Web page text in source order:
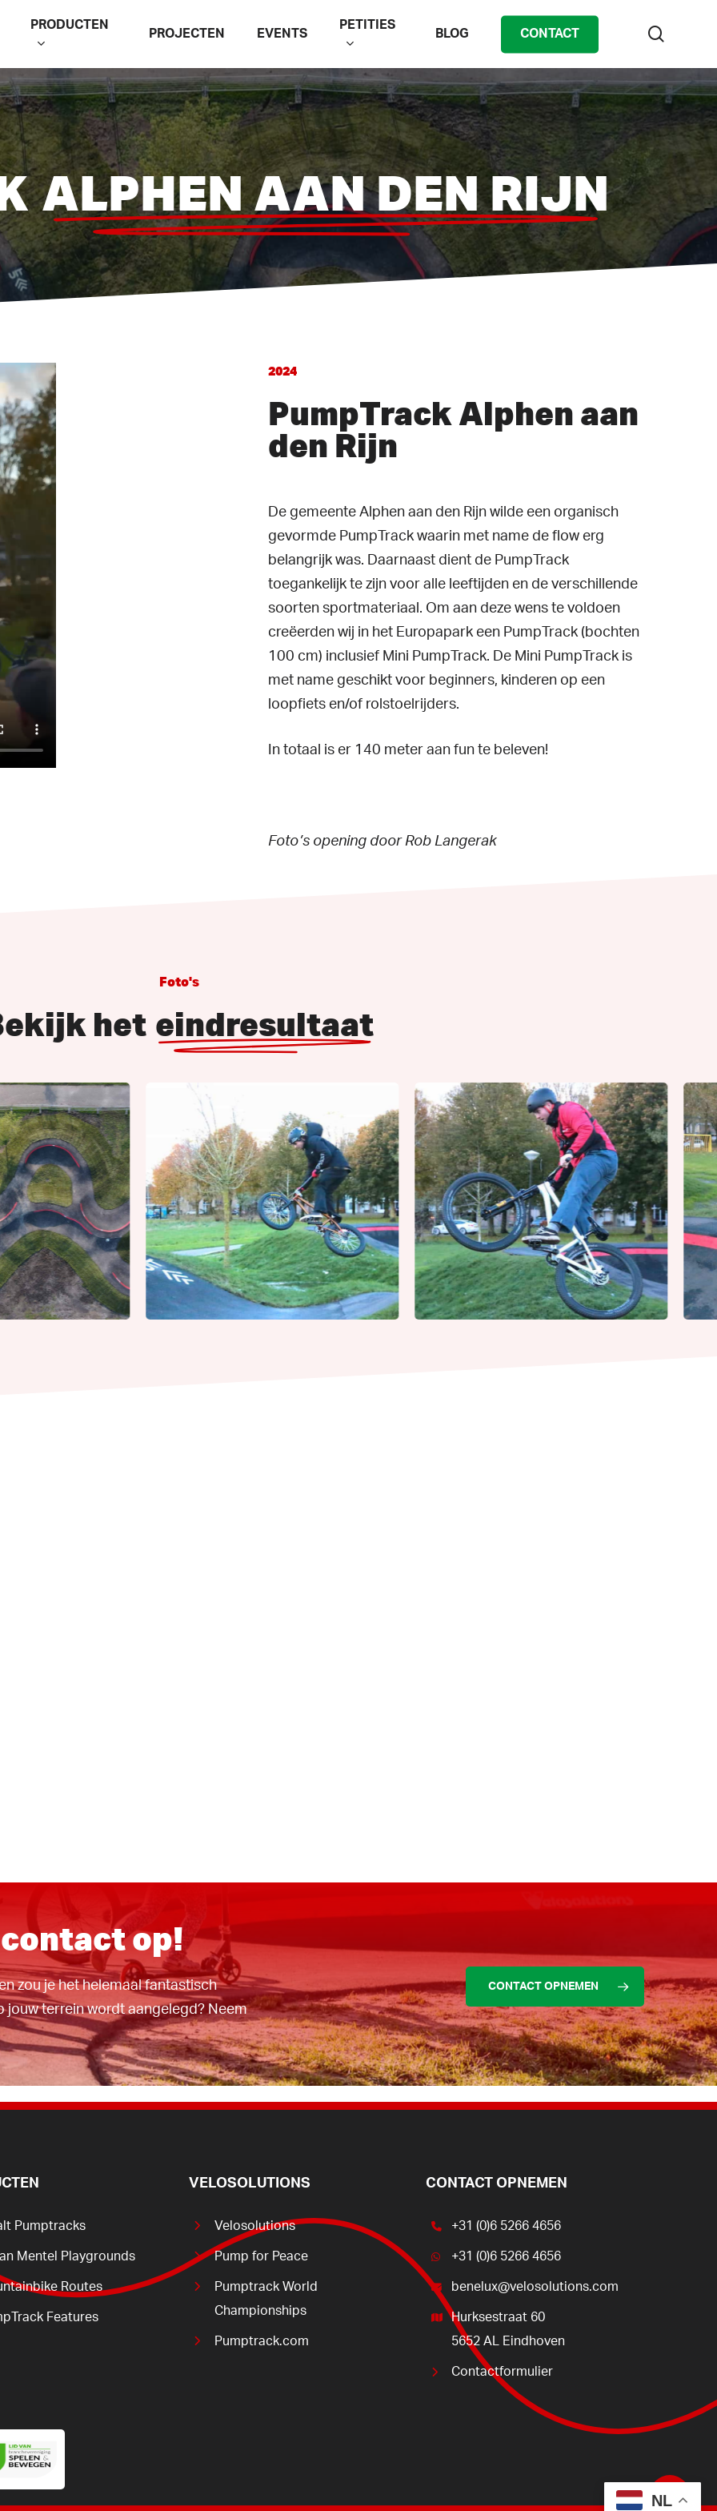
PRODUCTEN
PROJECTEN EVENTS
PETITIES
BLOG CONTACT
ALPHEN AAN DEN RIJN
2024
PumpTrack Alphen aan
den Rijn
De gemeente Alphen aan den Rijn wilde een organisch
gevormde PumpTrack waarin met name de flow erg
belangrijk was. Daarnaast dient de PumpTrack
toegankelijk te zijn voor alle leeftijden en de verschillende
soorten sportmateriaal. Om aan deze wens te voldoen
creëerden wij in het Europapark een PumpTrack (bochten
100 cm) inclusief Mini PumpTrack. De Mini PumpTrack is
met name geschikt voor beginners, kinderen op een
loopfiets en/of rolstoelrijders.
In totaal is er 140 meter aan fun te beleven!
Foto’s opening door Rob Langerak
Foto's
het eindresultaat
op!
zou je het helemaal fantastisch
jouw terrein wordt aangelegd? Neem
CONTACT OPNEMEN
Share
Pumptracks
Mentel Playgrounds
Routes
Features
VELOSOLUTIONS
Velosolutions
Pump for Peace
Pumptrack World
Championships
Pumptrack.com
CONTACT OPNEMEN
+31 (0)6 5266 4656
+31 (0)6 5266 4656
benelux@velosolutions.com
Hurksestraat 60
5652 AL Eindhoven
Contactformulier
NL